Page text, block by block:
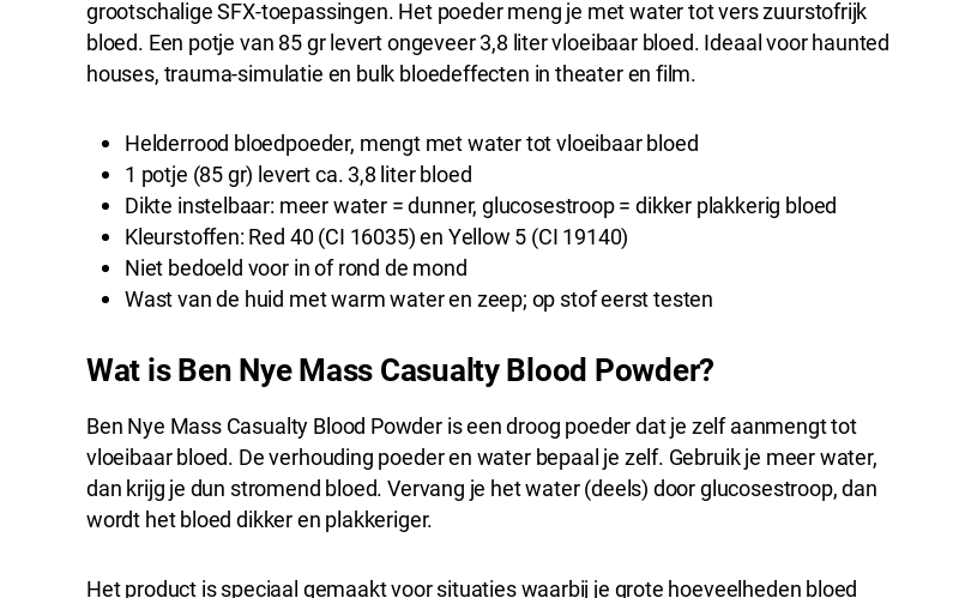
grootschalige SFX-toepassingen. Het poeder meng je met water tot vers zuurstofrijk
bloed. Een potje van 85 gr levert ongeveer 3,8 liter vloeibaar bloed. Ideaal voor haunted
houses, trauma-simulatie en bulk bloedeffecten in theater en film.
Helderrood bloedpoeder, mengt met water tot vloeibaar bloed
1 potje (85 gr) levert ca. 3,8 liter bloed
Dikte instelbaar: meer water = dunner, glucosestroop = dikker plakkerig bloed
Kleurstoffen: Red 40 (CI 16035) en Yellow 5 (CI 19140)
Niet bedoeld voor in of rond de mond
Wast van de huid met warm water en zeep; op stof eerst testen
Wat is Ben Nye Mass Casualty Blood Powder?
Ben Nye Mass Casualty Blood Powder is een droog poeder dat je zelf aanmengt tot
vloeibaar bloed. De verhouding poeder en water bepaal je zelf. Gebruik je meer water,
dan krijg je dun stromend bloed. Vervang je het water (deels) door glucosestroop, dan
wordt het bloed dikker en plakkeriger.
Het product is speciaal gemaakt voor situaties waarbij je grote hoeveelheden bloed